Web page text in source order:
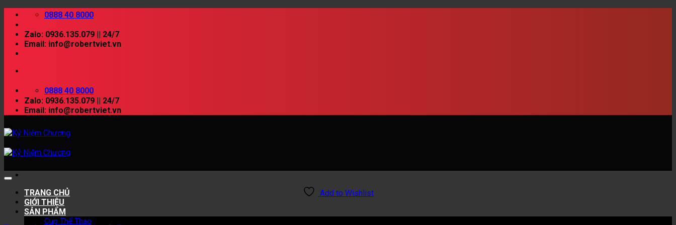
Skip
content
0888 40 8000
Zalo: 0936.135.079 || 24/7
Email: info@robertviet.vn
0888 40 8000
Zalo: 0936.135.079 || 24/7
Email: info@robertviet.vn
TRANG CHỦ
GIỚI THIỆU
SẢN PHẨM
Cup Thể Thao
Add to Wishlist